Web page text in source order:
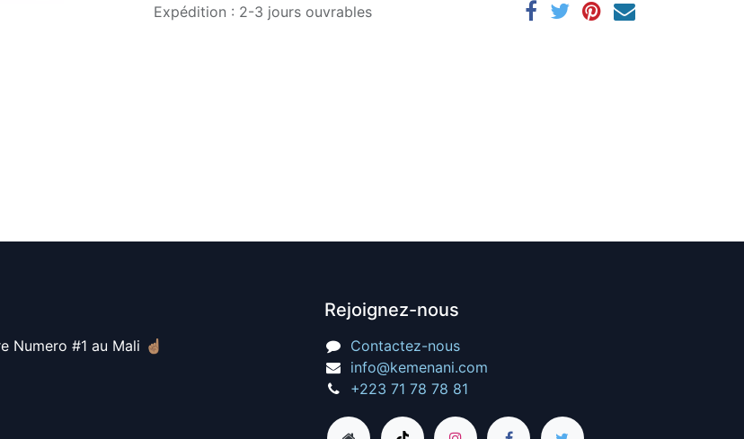
Expédition : 2-3 jours ouvrables
Numero #1 au Mali ☝🏽
Rejoignez-nous
Contactez-nous
info@kemenani.com
+223 71 78 78 81